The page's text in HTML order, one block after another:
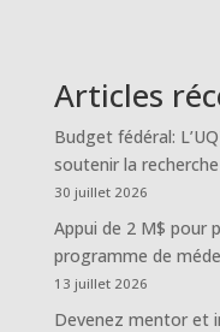
Articles
Budget fédéral:
soutenir la
30 juillet 2026
Appui de 2 M$ pour
programme de
13 juillet 2026
Devenez mentor et